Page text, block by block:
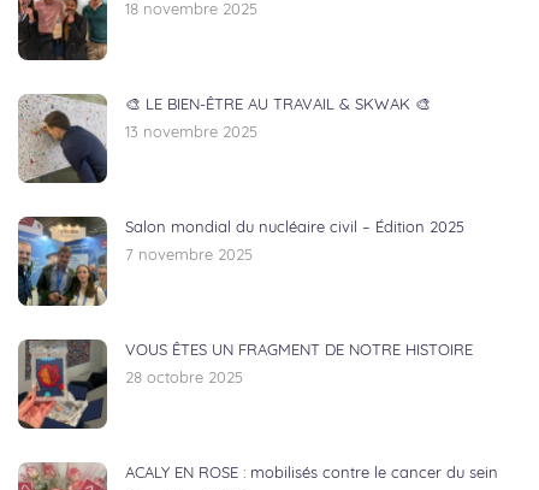
18 novembre 2025
🎨 LE BIEN-ÊTRE AU TRAVAIL & SKWAK 🎨
13 novembre 2025
Salon mondial du nucléaire civil – Édition 2025
7 novembre 2025
VOUS ÊTES UN FRAGMENT DE NOTRE HISTOIRE
28 octobre 2025
ACALY EN ROSE : mobilisés contre le cancer du sein